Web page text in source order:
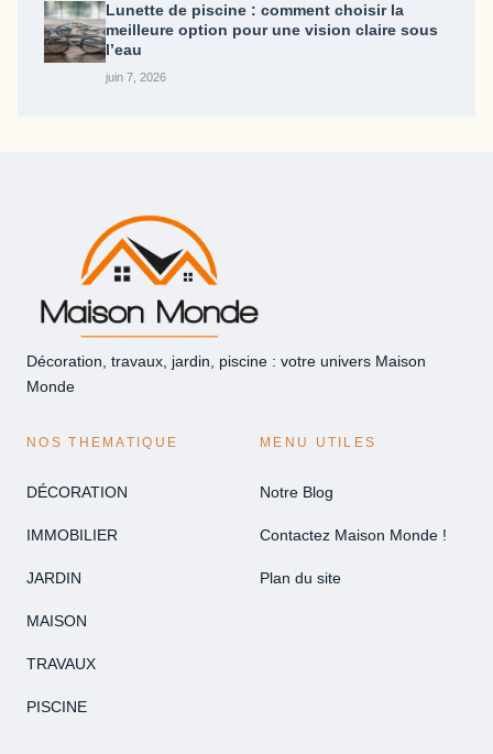
Lunette de piscine : comment choisir la
meilleure option pour une vision claire sous
l’eau
juin 7, 2026
Décoration, travaux, jardin, piscine : votre univers Maison
Monde
NOS THEMATIQUE
DÉCORATION
IMMOBILIER
JARDIN
MAISON
TRAVAUX
PISCINE
MENU UTILES
Notre Blog
Contactez Maison Monde !
Plan du site